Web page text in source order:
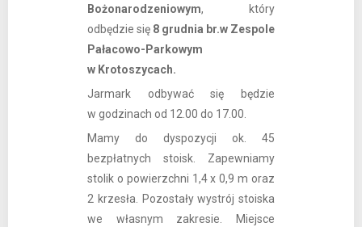
Bożonarodzeniowym, który
odbędzie się 8 grudnia br.w Zespole
Pałacowo-Parkowym
w Krotoszycach.
Jarmark odbywać się będzie
w godzinach od 12.00 do 17.00.
Mamy do dyspozycji ok. 45
bezpłatnych stoisk. Zapewniamy
stolik o powierzchni 1,4 x 0,9 m oraz
2 krzesła. Pozostały wystrój stoiska
we własnym zakresie. Miejsce